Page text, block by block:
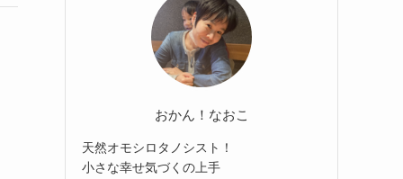
おかん！なおこ
天然オモシロタノシスト！
小さな幸せ気づくの上手